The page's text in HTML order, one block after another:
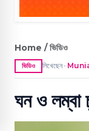
Home / ভিডিও
ভিডিও লিখেছেন ●
ঘন ও লম্বা